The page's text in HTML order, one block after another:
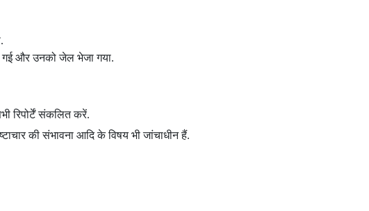
गई और उनको जेल भेजा गया.
रिपोर्टें संकलित करें.
की संभावना आदि के विषय भी जांचाधीन हैं.